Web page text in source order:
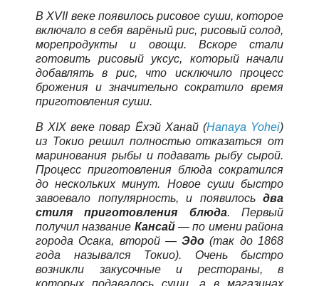
В XVII веке появилось рисовое суши, которое
включало в себя варёный рис, рисовый солод,
морепродукты и овощи. Вскоре стали
готовить рисовый уксус, который начали
добавлять в рис, что исключило процесс
брожения и значительно сократило время
приготовления суши.
В XIX веке повар Ёхэй Ханай (Hanaya Yohei)
из Токио решил полностью отказаться от
маринования рыбы и подавать рыбу сырой.
Процесс приготовления блюда сократился
до нескольких минут. Новое суши быстро
завоевало популярность, и появилось два
стиля приготовления блюда. Первый
получил название Кансай— по имени района
города Осака, второй —Эдо (так до 1868
года назывался Токио). Очень быстро
возникли закусочные и рестораны, в
которых подавалось суши, а в магазинах